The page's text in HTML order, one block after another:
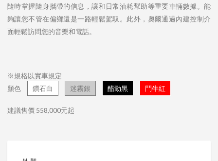
隨時掌握隨身攜帶的信息，讓和日常油耗幫助等重要車輛數據。能
夠讓您不管在偏鄉還是一路輕鬆駕馭。此外，奧爾通過內建控制介
面輕鬆訪問您的音樂和電話。
※規格以實車規定
顏色 鑽石白 迷霧銀 醋勁黑 鬥牛紅
建議售價 558,000元起